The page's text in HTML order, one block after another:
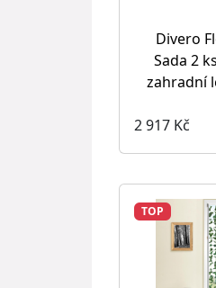
Divero
Sada 2
zahradní
2 917 Kč
TOP